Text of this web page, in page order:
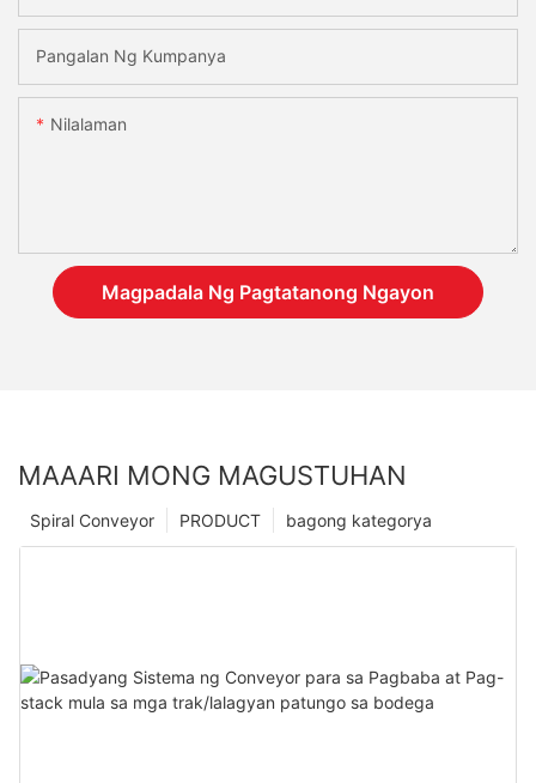
Pangalan Ng Kumpanya
Nilalaman
Magpadala Ng Pagtatanong Ngayon
MAAARI MONG MAGUSTUHAN
bagong kategorya
PRODUCT
Spiral Conveyor